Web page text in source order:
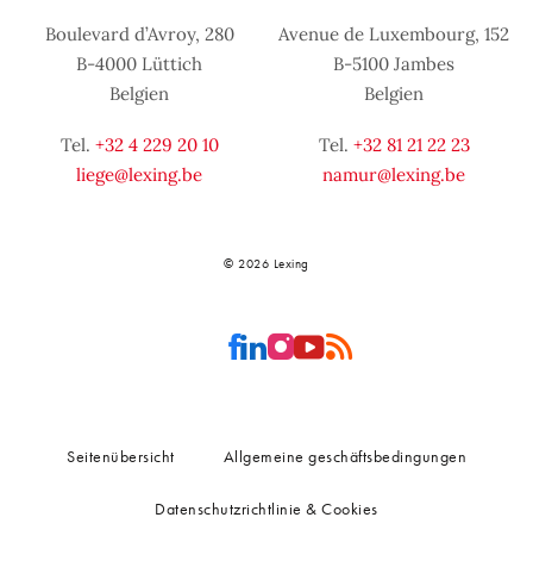
Boulevard d’Avroy, 280
B-4000 Lüttich
Belgien
Tel. +32 4 229 20 10
liege@lexing.be
Avenue de Luxembourg, 152
B-5100 Jambes
Belgien
Tel. +32 81 21 22 23
namur@lexing.be
© 2026 Lexing
Seitenübersicht Allgemeine geschäftsbedingungen
Datenschutzrichtlinie & Cookies